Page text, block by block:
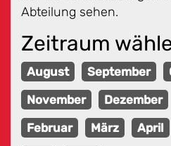
Abteilung sehen.
Zeitraum
August September
November
Dezember
Februar
März April